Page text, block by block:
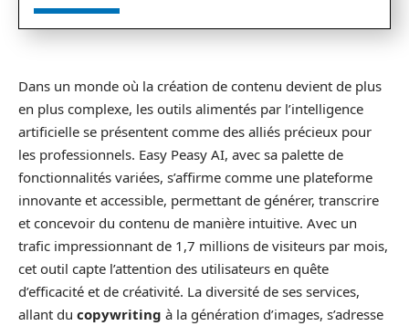
Dans un monde où la création de contenu devient de plus
en plus complexe, les outils alimentés par l’intelligence
artificielle se présentent comme des alliés précieux pour
les professionnels. Easy Peasy AI, avec sa palette de
fonctionnalités variées, s’affirme comme une plateforme
innovante et accessible, permettant de générer, transcrire
et concevoir du contenu de manière intuitive. Avec un
trafic impressionnant de 1,7 millions de visiteurs par mois,
cet outil capte l’attention des utilisateurs en quête
d’efficacité et de créativité. La diversité de ses services,
allant du copywriting à la génération d’images, s’adresse